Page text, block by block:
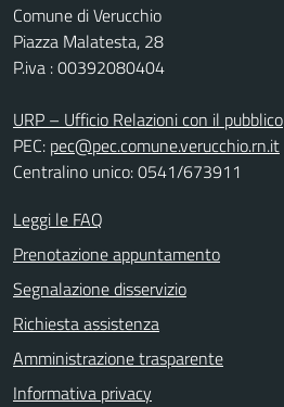
Comune di Verucchio
Piazza Malatesta, 28
P.iva : 00392080404
URP – Ufficio Relazioni con il pubblico
PEC: pec@pec.comune.verucchio.rn.it
Centralino unico: 0541/673911
Leggi le FAQ
Prenotazione appuntamento
Segnalazione disservizio
Richiesta assistenza
Amministrazione trasparente
Informativa privacy